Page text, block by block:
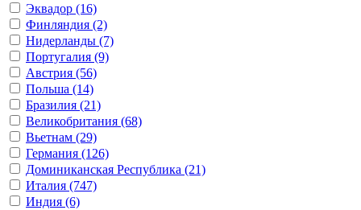
Эквадор (16)
Финляндия (2)
Нидерланды (7)
Португалия (9)
Австрия (56)
Польша (14)
Бразилия (21)
Великобритания (68)
Вьетнам (29)
Германия (126)
Доминиканская Республика (21)
Италия (747)
Индия (6)